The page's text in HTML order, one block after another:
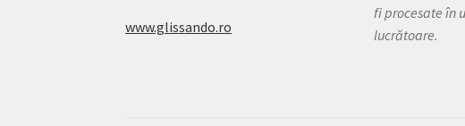
www.glissando.ro
fi procesate în
lucrătoare.